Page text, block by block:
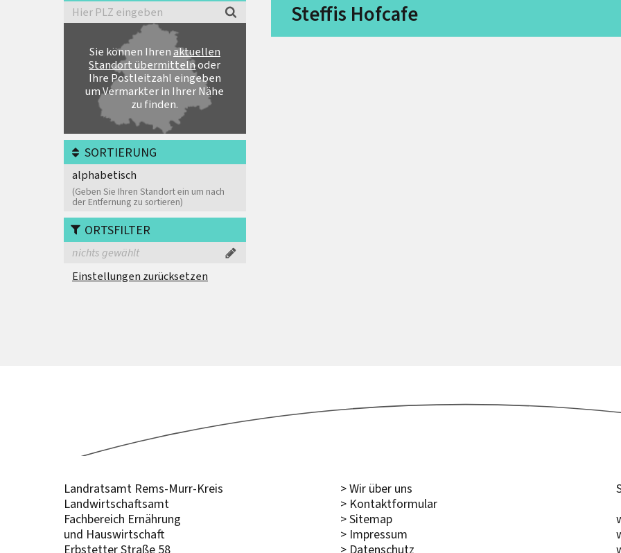
Sie können Ihrenaktuellen
Standort übermittelnoder
Ihre Postleitzahl eingeben
um Vermarkter in Ihrer Nähe
zu finden.
SORTIERUNG
alphabetisch
(Geben Sie Ihren Standort ein um nach
der Entfernung zu sortieren)
ORTSFILTER
nichts gewählt
Einstellungen zurücksetzen
Steffis Hofcafe
Landratsamt Rems-Murr-Kreis
Landwirtschaftsamt
Fachbereich Ernährung
und Hauswirtschaft
Erbstetter Straße 58
> Wir über uns
> Kontaktformular
> Sitemap
> Impressum
> Datenschutz